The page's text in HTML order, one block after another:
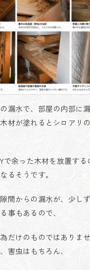
漏水で、部屋の内部に
材が塗れるとシロアリ
で余った木材を放置す
るそうです。
間からの漏水が、少し
事もあるので、
だけのものではありま
害虫はもちろん、